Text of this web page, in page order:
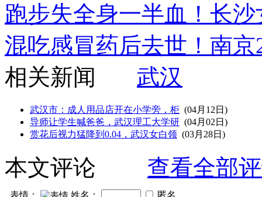
跑步失全身一半血！长
混吃感冒药后去世！南
相关新闻
武汉
武汉市：成人用品店开在小学旁，柜 (04月12日)
导师让学生喊爸爸，武汉理工大学研 (04月02日)
赏花后视力猛降到0.04，武汉女白领 (03月28日)
本文评论 查看全部
表情： 姓名： 匿名